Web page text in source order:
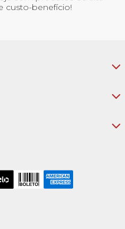
custo-benefício!